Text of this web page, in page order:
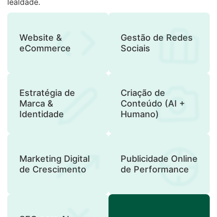
lealdade.
Website &
eCommerce
Gestão de Redes
Sociais
Estratégia de
Marca &
Identidade
Criação de
Conteúdo (AI +
Humano)
Marketing Digital
de Crescimento
Publicidade Online
de Performance